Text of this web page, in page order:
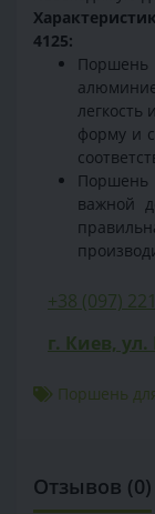
4125:
Поршень
форму и
Поршень
важной
+38 (097)
г. Киев, ул.
Поршень
Отзывов (0)